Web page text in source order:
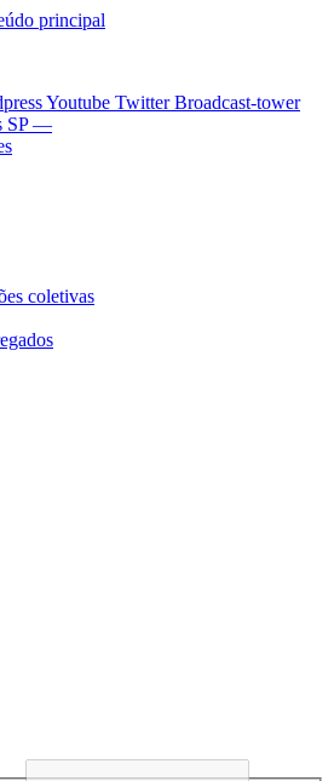
principal
Youtube Twitter Broadcast-tower
coletivas